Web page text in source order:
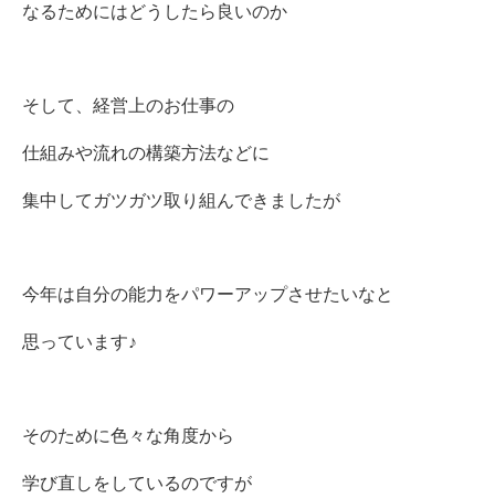
なるためにはどうしたら良いのか
そして、経営上のお仕事の
仕組みや流れの構築方法などに
集中してガツガツ取り組んできましたが
今年は自分の能力をパワーアップさせたいなと
思っています♪
そのために色々な角度から
学び直しをしているのですが